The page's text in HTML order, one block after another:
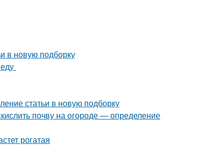
в новую подборку
статьи в новую подборку
почву на огороде — определение
рогатая